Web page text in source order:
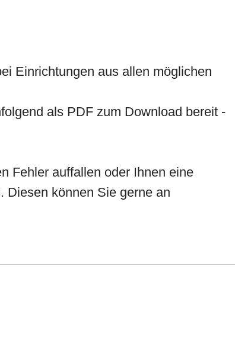
Einrichtungen aus allen möglichen
als PDF zum Download bereit -
Fehler auffallen oder Ihnen eine
Diesen können Sie gerne an